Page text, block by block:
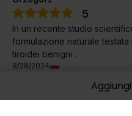
5
In un recente studio
formulazione naturale
tiroidei benigni .
8/28/2024